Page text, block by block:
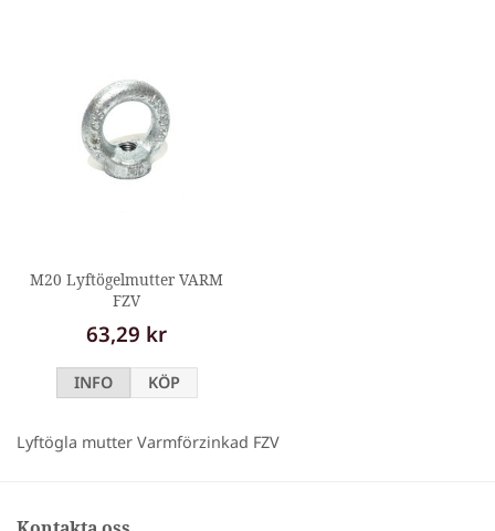
M20 Lyftögelmutter VARM
FZV
63,29 kr
INFO KÖP
Lyftögla mutter Varmförzinkad FZV